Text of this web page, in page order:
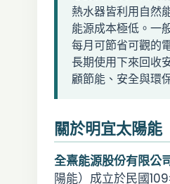
熱水器皆利用自然
能源成本極低。一
每月可節省可觀的
長期使用下來回收
顧節能、安全與環
關於明宜太陽能
全熹能源股份有限公
陽能）成立於民國